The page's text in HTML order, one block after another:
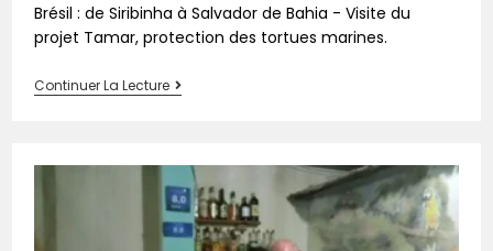
Brésil : de Siribinha à Salvador de Bahia - Visite du
projet Tamar, protection des tortues marines.
Continuer La Lecture